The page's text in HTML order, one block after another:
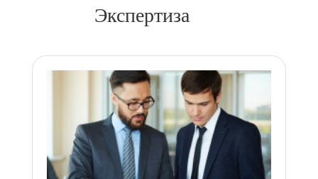
Экспертиза